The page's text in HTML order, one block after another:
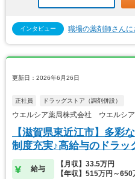
インタビュー 職場の薬剤師さん
更新日：2026年6月26日
正社員 ドラッグストア（調剤併設）
ウエルシア薬局株式会社 ウエルシ
【滋賀県東近江市】多彩
制度充実♪高給与のドラ
給与
【月収】33.5万円
【年収】515万円～650